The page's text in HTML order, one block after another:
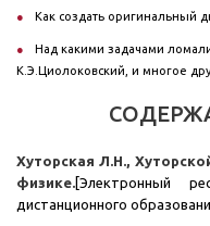
Как создать оригинальный
Над какими задачами
К.Э.Циолоковский, и многое
Хуторская Л.Н.,
физике.[Электронный
дистанционного